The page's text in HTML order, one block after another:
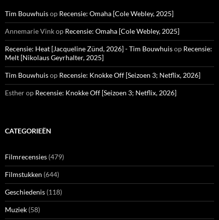
Tim Bouwhuisop Recensie: Omaha [Cole Webley, 2025]
Annemarie Vinkop Recensie: Omaha [Cole Webley, 2025]
Recensie: Heat [Jacqueline Zünd, 2026] - Tim Bouwhuisop Recensie:
Melt [Nikolaus Geyrhalter, 2025]
Tim Bouwhuisop Recensie: Knokke Off [Seizoen 3; Netflix, 2026]
Estherop Recensie: Knokke Off [Seizoen 3; Netflix, 2026]
CATEGORIEËN
Filmrecensies (479)
Filmstukken (644)
Geschiedenis (118)
Muziek (58)